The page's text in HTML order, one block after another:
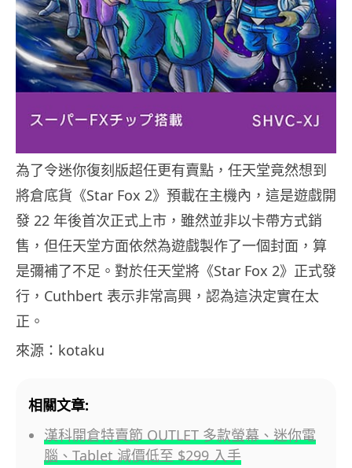
為了令迷你復刻版超任更有賣點，任天堂竟然想到
將倉底貨《Star Fox 2》預載在主機內，這是遊戲開
發 22 年後首次正式上市，雖然並非以卡帶方式銷
售，但任天堂方面依然為遊戲製作了一個封面，算
是彌補了不足。對於任天堂將《Star Fox 2》正式發
行，Cuthbert 表示非常高興，認為這決定實在太
正。
來源：kotaku
相關文章:
漢科開倉特賣節 OUTLET 多款螢幕、迷你電
腦、Tablet 減價低至 $299 入手